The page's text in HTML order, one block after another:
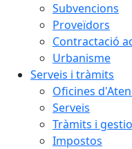
Subvencions
Proveïdors
Contractació
Urbanisme
Serveis i tràmits
Oficines
Serveis
Tràmits i
Impostos